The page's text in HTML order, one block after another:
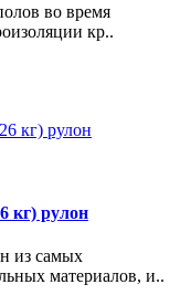
во время
кр..
кг) рулон
из самых
материалов, и..